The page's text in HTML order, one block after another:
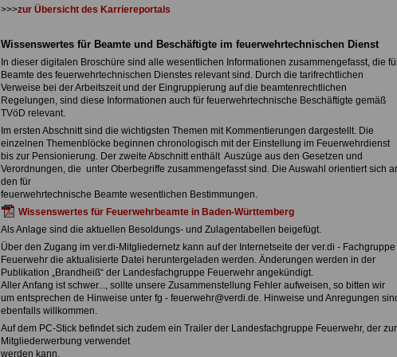
>>>zur Übersicht des Karriereportals
Wissenswertes für Beamte und Beschäftigte im feuerwehrtechnischen Dienst
In dieser digitalen Broschüre sind alle wesentlichen Informationen zusammengefasst, die
Beamte des feuerwehrtechnischen Dienstes relevant sind. Durch die tarifrechtlichen
Verweise bei der Arbeitszeit und der Eingruppierung auf die beamtenrechtlichen
Regelungen, sind diese Informationen auch für feuerwehrtechnische Beschäftigte gemäß
TVöD relevant.
Im ersten Abschnitt sind die wichtigsten Themen mit Kommentierungen dargestellt. Die
einzelnen Themenblöcke beginnen chronologisch mit der Einstellung im Feuerwehrdienst
bis zur Pensionierung. Der zweite Abschnitt enthält Auszüge aus den Gesetzen und
Verordnungen, die unter Oberbegriffe zusammengefasst sind. Die Auswahl orientiert sich
den für
feuerwehrtechnische Beamte wesentlichen Bestimmungen.
Wissenswertes für Feuerwehrbeamte in Baden-Württemberg
Als Anlage sind die aktuellen Besoldungs- und Zulagentabellen beigefügt.
Über den Zugang im ver.di-Mitgliedernetz kann auf der Internetseite der ver.di - Fachgruppe
Feuerwehr die aktualisierte Datei heruntergeladen werden. Änderungen werden in der
Publikation „Brandheiß“ der Landesfachgruppe Feuerwehr angekündigt.
Aller Anfang ist schwer..., sollte unsere Zusammenstellung Fehler aufweisen, so bitten wir
um entsprechen de Hinweise unter fg - feuerwehr@verdi.de. Hinweise und Anregungen
ebenfalls willkommen.
Auf dem PC-Stick befindet sich zudem ein Trailer der Landesfachgruppe Feuerwehr, der zur
Mitgliederwerbung verwendet
werden kann.